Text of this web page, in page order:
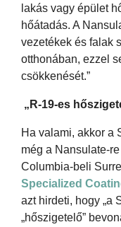
lakás vagy épület
hőátadás. A
vezetékek és falak
otthonában, ezzel
csökkenését.”
„R-19-es
Ha valami, akkor a
még a Nansulate-
Columbia-beli
Specialized
azt hirdeti, hogy „a
„hőszigetelő”